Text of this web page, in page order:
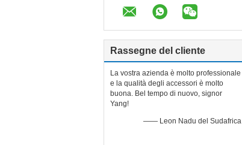
Rassegne del cliente
La vostra azienda è molto professionale
e la qualità degli accessori è molto
buona. Bel tempo di nuovo, signor
Yang!
—— Leon Nadu del Sudafrica